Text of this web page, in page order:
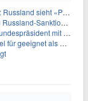
sieht «Provokation»
Sanktionen
mit Politik-Erfahrung
als Bundespräsidentin